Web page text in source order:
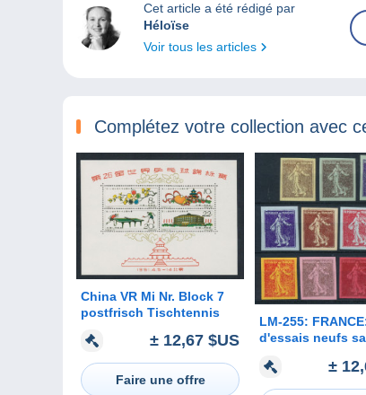
Cet article a été rédigé par
Héloïse
Voir tous les articles
Complétez votre collection avec
China VR Mi Nr. Block 7
postfrisch Tischtennis
± 12,67 $US
Faire une offre
LM-255: FRANCE:
d'essais neufs
semeuses
±